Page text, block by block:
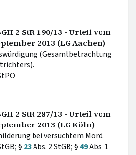
2 StR 190/13 - Urteil vom
2013 (LG Aachen)
(Gesamtbetrachtung
2 StR 287/13 - Urteil vom
2013 (LG Köln)
bei versuchtem Mord.
§ 23Abs. 2 StGB; §49Abs. 1